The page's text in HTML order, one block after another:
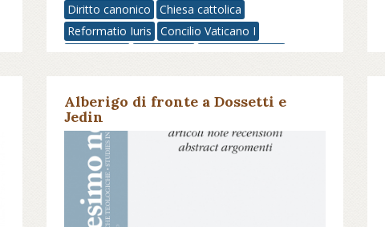
Diritto canonico
Chiesa cattolica
Reformatio Iuris
Concilio Vaticano I
Papa Pio IX
Papa Pio X Papa Leone XIII
Alberigo di fronte a Dossetti e
Jedin